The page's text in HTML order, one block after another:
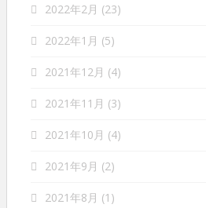
2022年2月 (23)
2022年1月 (5)
2021年12月 (4)
2021年11月 (3)
2021年10月 (4)
2021年9月 (2)
2021年8月 (1)